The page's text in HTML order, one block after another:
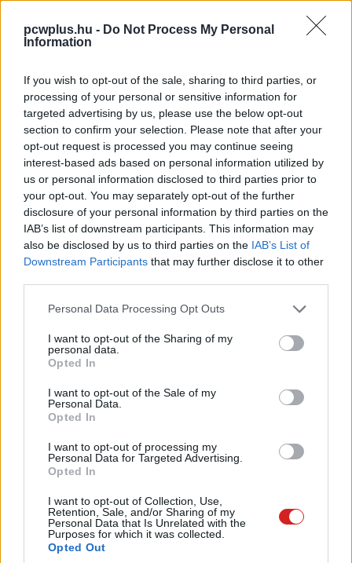
pcwplus.hu - Do Not Process My Personal
Information
If you wish to opt-out of the sale, sharing to third parties, or
processing of your personal or sensitive information for
targeted advertising by us, please use the below opt-out
section to confirm your selection. Please note that after your
opt-out request is processed you may continue seeing
interest-based ads based on personal information utilized by
us or personal information disclosed to third parties prior to
your opt-out. You may separately opt-out of the further
disclosure of your personal information by third parties on the
IAB’s list of downstream participants. This information may
also be disclosed by us to third parties on the IAB’s List of
Downstream Participants that may further disclose it to other
Please note that this website/app uses one or more Google
not limited to your visit or usage behaviour. You may click to
grant or deny consent to Google and its third-party tags to
use your data for below specified purposes in below Google
consent section.
Personal Data Processing Opt Outs
I want to opt-out of the Sharing of my
personal data.
Opted In
I want to opt-out of the Sale of my
Personal Data.
Opted In
I want to opt-out of processing my
Personal Data for Targeted Advertising.
Opted In
I want to opt-out of Collection, Use,
Retention, Sale, and/or Sharing of my
Personal Data that Is Unrelated with the
Purposes for which it was collected.
Opted Out
Blokkoló tényezők
Wi-Fi mint technológiaa fizikai tulajdonságait tekintve
tulajdonképpen egyszerű rádióhullámokat jelent,
amelyeknek az antennától a fogadó eszközig különböző
az optimális teljesítmény eléréséhez elengedhetetlen a
megfelelő pozíció megválasztása. Ezt természetesen a
belső elrendezés és kábelezhetőség is meghatározza,
router - érdemes az eszközt megközelítőleg a lakótér
közepén, nagyjából fejmagasságban elhelyezni.
Némelyik antenna oldalirányba valamivel erősebb jelet
küld, ezeket értelemszerűen függőleges állásban
szinten tapasztalsz nem megfelelő jelszintet, a
vízszintes elhelyezés segíthet a problémán. A különböző
jelerősítő praktikák (fóliázás, műanyag palack)